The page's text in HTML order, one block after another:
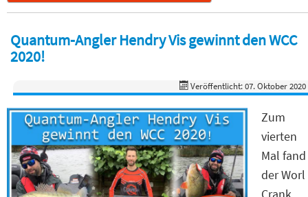
Quantum-Angler Hendry Vis gewinnt den WCC
2020!
Veröffentlicht: 07. Oktober 2020
Zum
vierten
Mal fand
der Worl